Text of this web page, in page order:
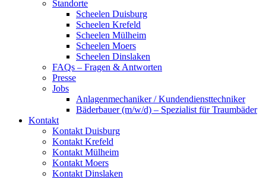
Standorte
Scheelen Duisburg
Scheelen Krefeld
Scheelen Mülheim
Scheelen Moers
Scheelen Dinslaken
FAQs – Fragen & Antworten
Presse
Jobs
Anlagenmechaniker / Kundendiensttechniker
Bäderbauer (m/w/d) – Spezialist für Traumbäder
Kontakt
Kontakt Duisburg
Kontakt Krefeld
Kontakt Mülheim
Kontakt Moers
Kontakt Dinslaken